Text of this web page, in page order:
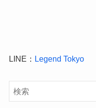
LINE： Legend Tokyo